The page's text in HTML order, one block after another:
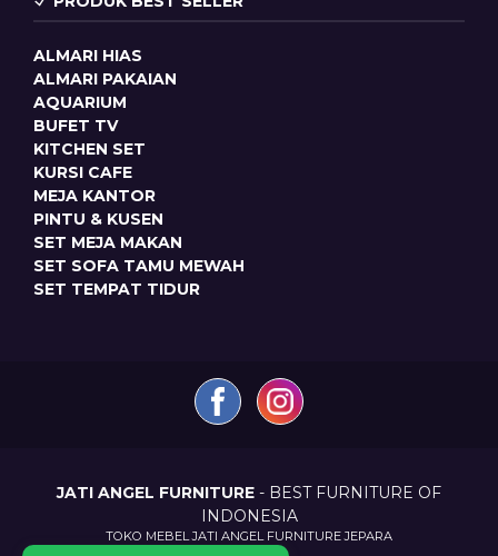
ALMARI HIAS
ALMARI PAKAIAN
AQUARIUM
BUFET TV
KITCHEN SET
KURSI CAFE
MEJA KANTOR
PINTU & KUSEN
SET MEJA MAKAN
SET SOFA TAMU MEWAH
SET TEMPAT TIDUR
JATI ANGEL FURNITURE - BEST FURNITURE OF
INDONESIA
TOKO MEBEL JATI ANGEL FURNITURE JEPARA